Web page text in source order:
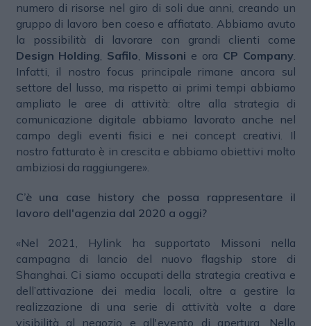
numero di risorse nel giro di soli due anni, creando un
gruppo di lavoro ben coeso e affiatato. Abbiamo avuto
la possibilità di lavorare con grandi clienti come
Design Holding, Safilo, Missoni e ora CP Company.
Infatti, il nostro focus principale rimane ancora sul
settore del lusso, ma rispetto ai primi tempi abbiamo
ampliato le aree di attività: oltre alla strategia di
comunicazione digitale abbiamo lavorato anche nel
campo degli eventi fisici e nei concept creativi. Il
nostro fatturato è in crescita e abbiamo obiettivi molto
ambiziosi da raggiungere».
C’è una case history che possa rappresentare il
lavoro dell'agenzia dal 2020 a oggi?
«Nel 2021, Hylink ha supportato Missoni nella
campagna di lancio del nuovo flagship store di
Shanghai. Ci siamo occupati della strategia creativa e
dell’attivazione dei media locali, oltre a gestire la
realizzazione di una serie di attività volte a dare
visibilità al negozio e all'evento di apertura. Nello